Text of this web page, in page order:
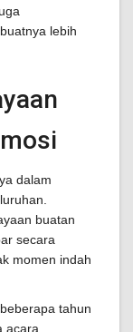
lebih
dalam
buatan
secara
momen indah
tahun
acara